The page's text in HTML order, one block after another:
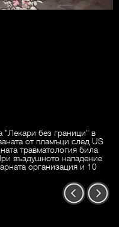
"Лекари без граници" в
от пламъци след US
травматология била
въздушното нападение
организация и 10